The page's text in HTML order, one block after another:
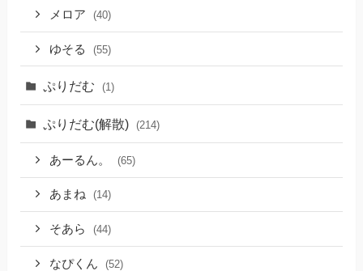
メロア (40)
ゆそる (55)
ぷりだむ (1)
ぷりだむ(解散) (214)
あーるん。 (65)
あまね (14)
そあら (44)
なぴくん (52)